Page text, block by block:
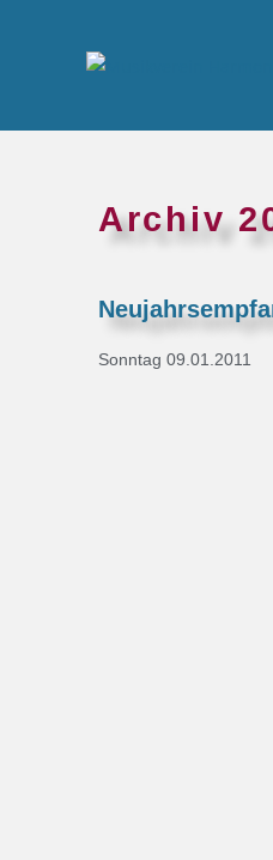
Archiv
Sonntag 09.01.2011